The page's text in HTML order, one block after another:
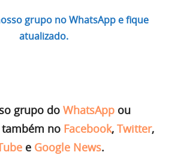
grupo no WhatsApp e fique
atualizado.
grupo do WhatsApp ou
também no Facebook, Twitter,
e Google News.